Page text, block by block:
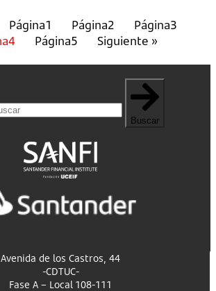
Página1 Página2 Página3
4 Página5 Siguiente »
Buscar
Avenida de los Castros, 44
-CDTUC-
Fase A – Local 108-111